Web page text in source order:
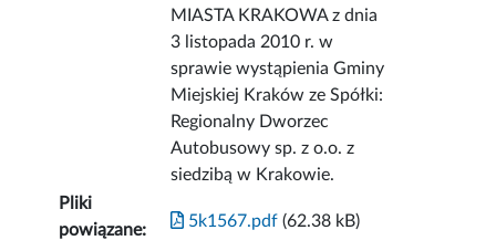
MIASTA KRAKOWA z dnia
3 listopada 2010 r. w
sprawie wystąpienia Gminy
Miejskiej Kraków ze Spółki:
Regionalny Dworzec
Autobusowy sp. z o.o. z
siedzibą w Krakowie.
Pliki
powiązane:
5k1567.pdf (62.38 kB)